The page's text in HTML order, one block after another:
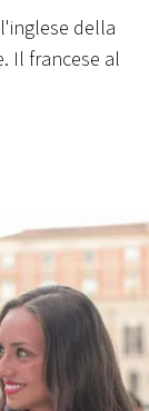
della
Il francese al